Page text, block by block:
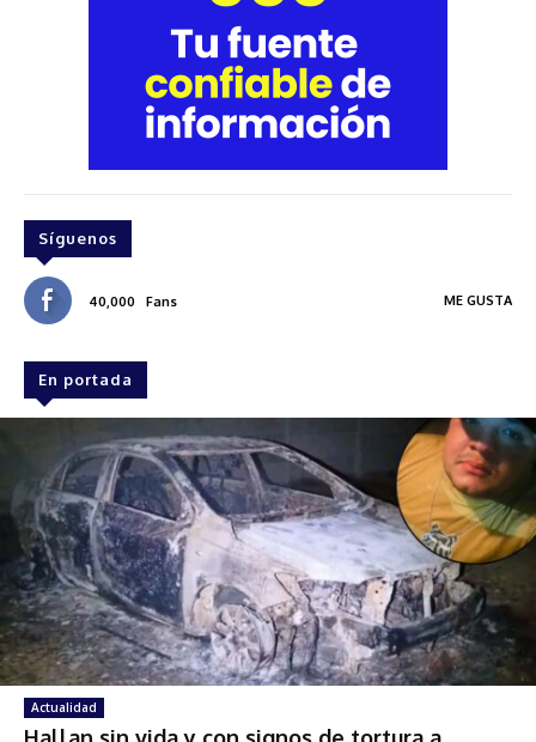
Síguenos
40,000 Fans ME GUSTA
En portada
Actualidad